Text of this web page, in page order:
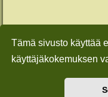
Tämä sivusto käyttää
käyttäjäkokemuksen
Etusivu
Keskustelufoorumin ohjelmisto